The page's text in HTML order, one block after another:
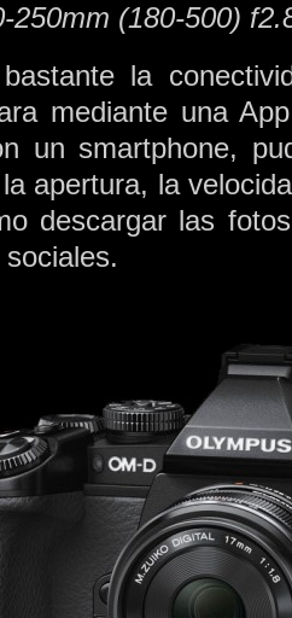
250mm (180-500)
la
mediante una
un smartphone,
apertura, la
descargar las